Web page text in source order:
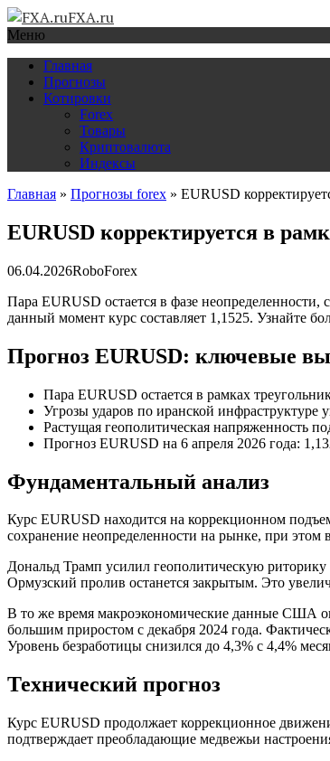
FXA.ru
Меню
Главная
Прогнозы
Котировки
Forex
Товары
Криптовалюта
Индексы
Главная » Прогнозы forex » EURUSD
EURUSD корректируется в
06.04.2026RoboForex
Пара EURUSD остается в фазе
данный момент курс составляет 1,1525. Узнайте
Прогноз EURUSD: ключевые
Пара EURUSD остается в рамках
Угрозы ударов по иранской инфраструктуре
Растущая геополитическая напряженность
Прогноз EURUSD на 6 апреля 2026 года:
Фундаментальный анализ
Курс EURUSD находится на коррекционном
сохранение неопределенности на рынке, при этом
Дональд Трамп усилил геополитическую
Ормузский пролив останется закрытым. Это
В то же время макроэкономические данные США
большим приростом с декабря 2024 года.
Уровень безработицы снизился до 4,3% с 4,4%
Технический прогноз
Курс EURUSD продолжает коррекционное
подтверждает преобладающие медвежьи